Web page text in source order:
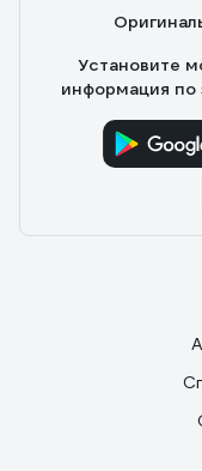
Установите
информация по